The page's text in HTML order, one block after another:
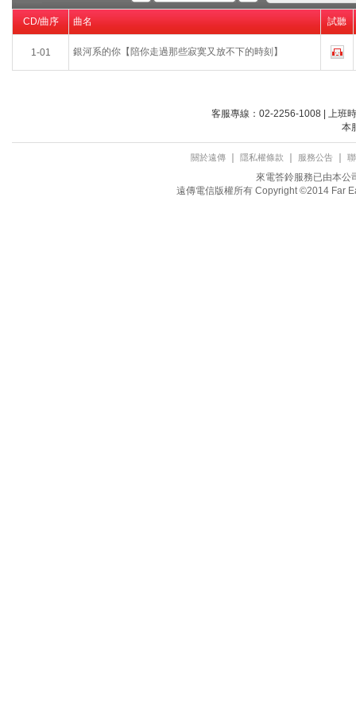
CD/曲序 曲名 試聽
1-01 銀河系的你【陪你走過那些寂寞又放不下的時刻】
客服專線：02-2256-1008 | 上班
本
關於遠傳｜ 隱私權條款 服務公告｜
來電答鈴服務已由本公
遠傳電信版權所有 Copyright ©2014 Far